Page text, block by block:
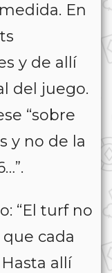
En
y de allí
del juego.
“sobre
y no de la
“El turf no
cada
allí